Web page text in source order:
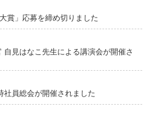
賞」応募を締め切りました
見はなこ先生による講演会が開催さ
社員総会が開催されました